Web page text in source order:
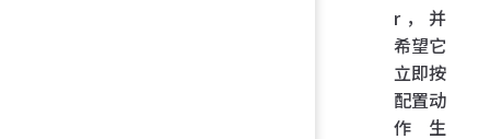
r，并
希望它
立即按
配置动
作生